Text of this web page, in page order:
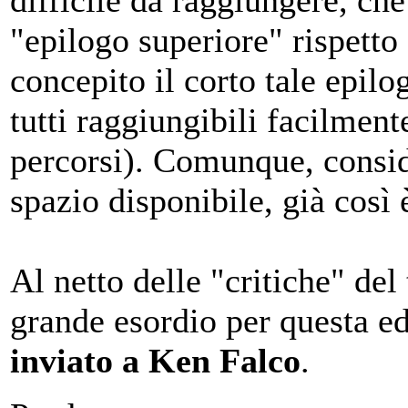
"epilogo superiore"
concepito il corto tale
tutti raggiungibili
percorsi). Comunque,
spazio disponibile, già
Al netto delle "critiche" del
grande esordio per questa
inviato a Ken Falco.